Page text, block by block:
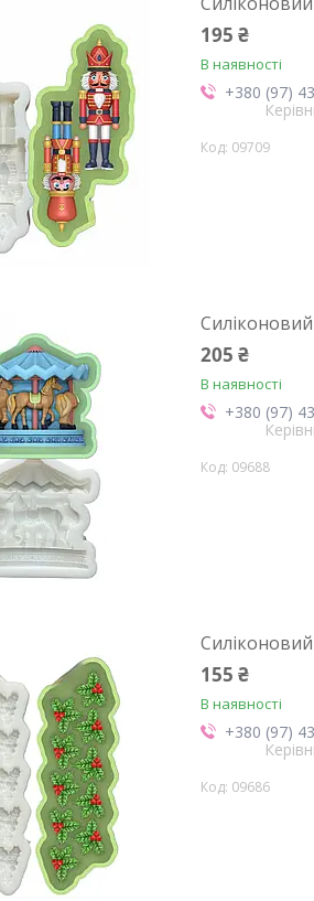
195 ₴
В наявності
+380 (97)
09709
205 ₴
В наявності
+380 (97)
09688
Силіконовий
155 ₴
В наявності
+380 (97)
09686